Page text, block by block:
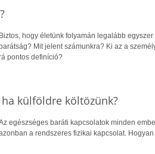
Biztos, hogy életünk folyamán legalább
barátság? Mit jelent számunkra? Ki az a
pontos definíció?
külföldre költözünk?
egészséges baráti kapcsolatok minden
a rendszeres fizikai kapcsolat.